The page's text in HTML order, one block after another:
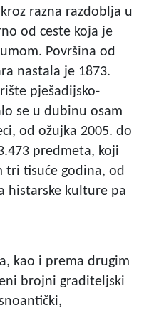
razna razdoblja u
od ceste koja je
Površina od
nastala je 1873.
pješadijsko-
se u dubinu osam
od ožujka 2005. do
predmeta, koji
tisuće godina, od
histarske kulture pa
kao i prema drugim
brojni graditeljski